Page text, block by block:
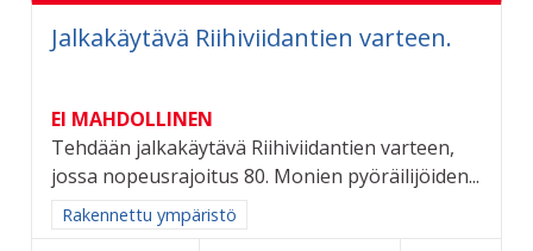
Jalkakäytävä Riihiviidantien varteen.
EI MAHDOLLINEN
Tehdään jalkakäytävä Riihiviidantien varteen,
jossa nopeusrajoitus 80. Monien pyöräilijöiden...
Rajaa tulokset aihepiirin mukaan: Rakennettu ympäristö
Rakennettu ympäristö